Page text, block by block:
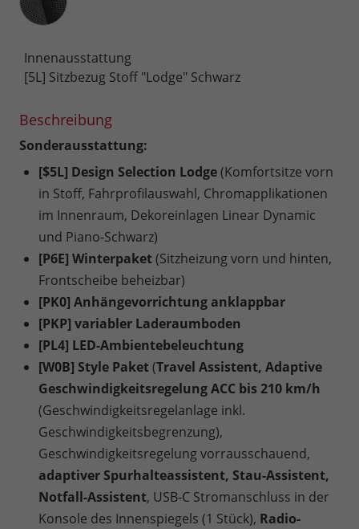
Innenausstattung
[5L] Sitzbezug Stoff "Lodge" Schwarz
Beschreibung
Sonderausstattung:
[$5L] Design Selection Lodge(Komfortsitze vorn
in Stoff, Fahrprofilauswahl, Chromapplikationen
im Innenraum, Dekoreinlagen Linear Dynamic
und Piano-Schwarz)
[P6E] Winterpaket(Sitzheizung vorn und hinten,
Frontscheibe beheizbar)
[PK0] Anhängevorrichtung anklappbar
[PKP] variabler Laderaumboden
[PL4] LED-Ambientebeleuchtung
[W0B] Style Paket(Travel Assistent, Adaptive
Geschwindigkeitsregelung ACC bis 210 km/h
(Geschwindigkeitsregelanlage inkl.
Geschwindigkeitsbegrenzung),
Geschwindigkeitsregelung vorrausschauend,
adaptiver Spurhalteassistent, Stau-Assistent,
Notfall-Assistent, USB-C Stromanschluss in der
Konsole des Innenspiegels (1 Stück), Radio-